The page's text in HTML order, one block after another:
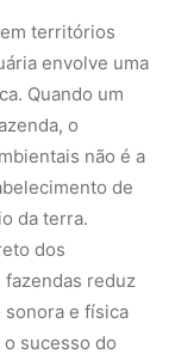
territórios
envolve uma
Quando um
o
não é a
de
da terra.
dos
reduz
e física
sucesso do